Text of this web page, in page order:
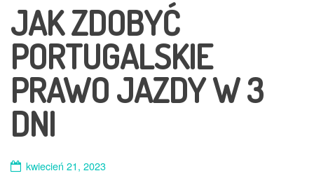
JAK ZDOBYĆ
PORTUGALSKIE
PRAWO JAZDY W 3
DNI
kwiecień 21, 2023